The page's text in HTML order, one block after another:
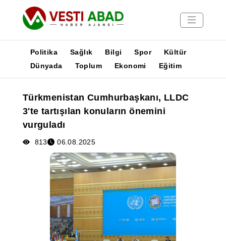
Yayınlar
Medya
Poster
Politika Sağlık Bilgi Spor
Kültür
Dünyada
Toplum Ekonomi Eğitim
Türkmenistan Cumhurbaşkanı, LLDC
3'te tartışılan konuların önemini
vurguladı
813 06.08.2025